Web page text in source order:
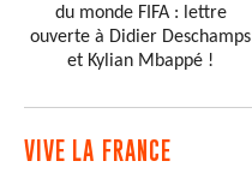
du monde FIFA : lettre
ouverte à Didier Deschamps
et Kylian Mbappé !
VIVE LA FRANCE